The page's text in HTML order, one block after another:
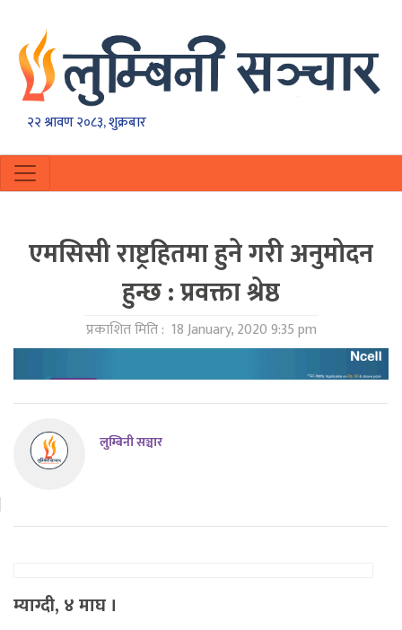
२२ श्रावण २०८३, शुक्रबार
एमसिसी राष्ट्रहितमा हुने गरी अनुमोदन
हुन्छ : प्रवक्ता श्रेष्ठ
प्रकाशित मिति : 18 January, 2020 9:35 pm
लुम्बिनी सञ्चार
म्याग्दी, ४ माघ ।